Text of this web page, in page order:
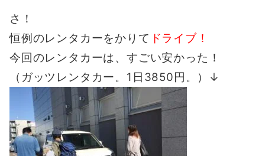
さ！
恒例のレンタカーをかりて ドライブ！
今回のレンタカーは、すごい安かった！
（ガッツレンタカー。1日3850円。）↓